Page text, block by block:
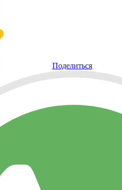
Поделиться